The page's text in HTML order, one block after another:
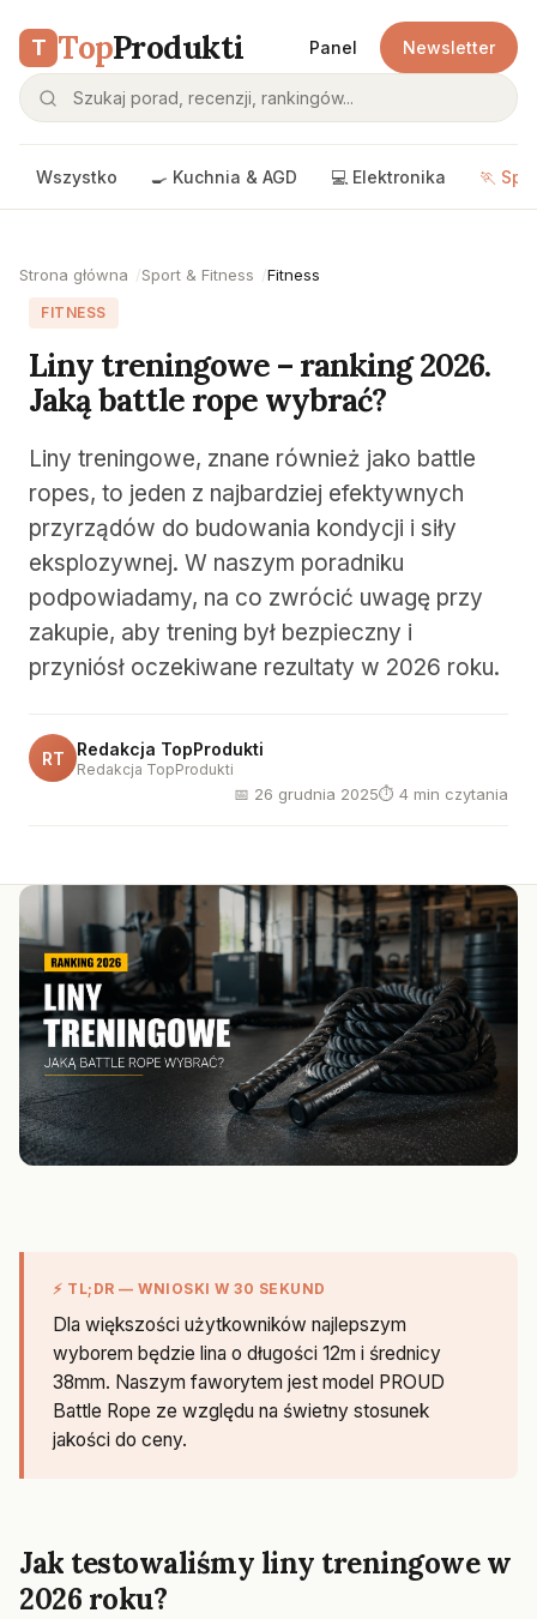
T TopProdukti Panel Newsletter
Wszystko 🍳 Kuchnia & AGD 💻 Elektronika 🏃
Strona główna Sport & Fitness Fitness
FITNESS
Liny treningowe – ranking 2026.
Jaką battle rope wybrać?
Liny treningowe, znane również jako battle
ropes, to jeden z najbardziej efektywnych
przyrządów do budowania kondycji i siły
eksplozywnej. W naszym poradniku
podpowiadamy, na co zwrócić uwagę przy
zakupie, aby trening był bezpieczny i
przyniósł oczekiwane rezultaty w 2026 roku.
RT Redakcja TopProdukti
Redakcja TopProdukti
📅 26 grudnia 2025⏱ 4 min czytania
⚡ TL;DR — WNIOSKI W 30 SEKUND
Dla większości użytkowników najlepszym
wyborem będzie lina o długości 12m i średnicy
38mm. Naszym faworytem jest model PROUD
Battle Rope ze względu na świetny stosunek
jakości do ceny.
Jak testowaliśmy liny treningowe w
2026 roku?